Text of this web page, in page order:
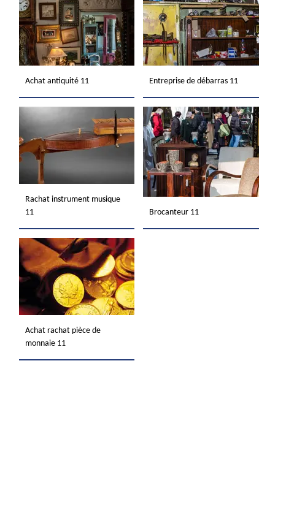
Achat antiquité 11 Entreprise de débarras 11
Rachat instrument musique
11
Brocanteur 11
Achat rachat pièce de
monnaie 11